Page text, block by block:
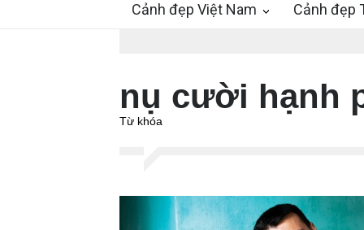
Cảnh đẹp Việt Nam Cảnh đẹp
nụ cười hạnh
Từ khóa